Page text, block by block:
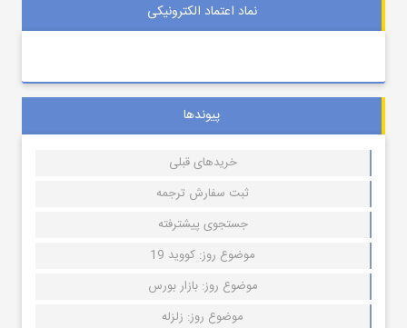
نماد اعتماد الکترونیکی
پیوندها
خریدهای قبلی
ثبت سفارش ترجمه
جستجوی پیشترفته
موضوع روز: کووید 19
موضوع روز: بازار بورس
موضوع روز: زلزله